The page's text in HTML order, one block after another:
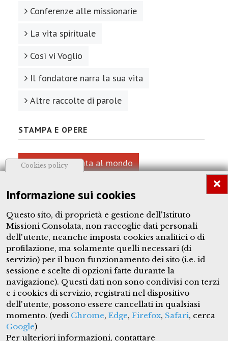
Conferenze alle missionarie
La vita spirituale
Così vi Voglio
Il fondatore narra la sua vita
Altre raccolte di parole
STAMPA E OPERE
Dalla Consolata al mondo
Opere dedicate
Fotografie dell'Allamano
giuseppeallamano.consolata.org
Questo sito è proprietà dell'Istituto Missioni Consolata e tutti
i contenuti, quando non espresso diversamente, sono sotto
Cookies policy
Informazione sui cookies
Questo sito, di proprietà e gestione dell'Istituto
Missioni Consolata, non raccoglie dati personali
dell'utente, neanche imposta cookies analitici o di
profilazione, ma solamente quelli necessari (di
servizio) per il buon funzionamento dei sito (i.e. id
sessione e scelte di opzioni fatte durante la
navigazione). Questi dati non sono condivisi con terzi
e i cookies di servizio, registrati nel dispositivo
dell'utente, possono essere cancellati in qualsiasi
momento. (vedi Chrome, Edge, Firefox, Safari, cerca
Google)
Per ulteriori informazioni, contattare